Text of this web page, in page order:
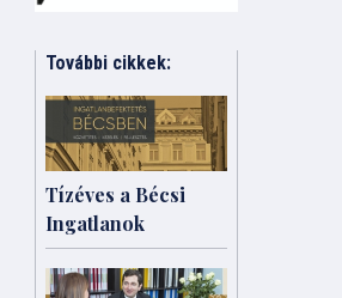
További cikkek:
Tízéves a Bécsi
Ingatlanok